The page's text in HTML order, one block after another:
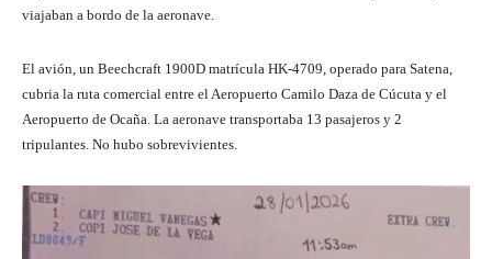
viajaban a bordo de la aeronave.
El avión, un Beechcraft 1900D matrícula HK-4709, operado para Satena,
cubria la ruta comercial entre el Aeropuerto Camilo Daza de Cúcuta y el
Aeropuerto de Ocaña. La aeronave transportaba 13 pasajeros y 2
tripulantes. No hubo sobrevivientes.